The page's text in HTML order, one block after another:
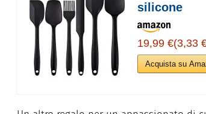
silicone
19,99 €(3,33
Acquista su